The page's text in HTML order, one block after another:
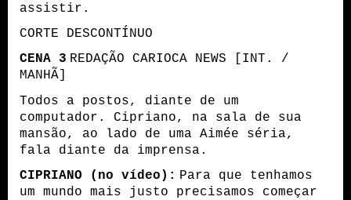
assistir.
CORTE DESCONTÍNUO
CENA 3 REDAÇÃO CARIOCA NEWS [INT. /
MANHÃ]
Todos a postos, diante de um
computador. Cipriano, na sala de sua
mansão, ao lado de uma Aimée séria,
fala diante da imprensa.
CIPRIANO (no vídeo): Para que tenhamos
um mundo mais justo precisamos começar